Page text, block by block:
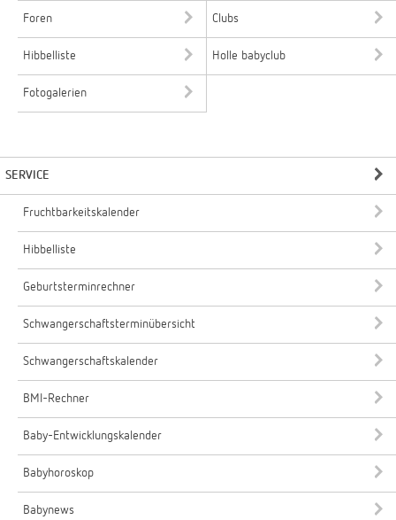
Foren Clubs
Hibbelliste Holle babyclub
Fotogalerien
SERVICE
Fruchtbarkeitskalender
Hibbelliste
Geburtsterminrechner
Schwangerschaftsterminübersicht
Schwangerschaftskalender
BMI-Rechner
Baby-Entwicklungskalender
Babyhoroskop
Babynews